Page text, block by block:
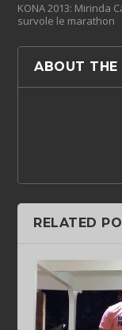
KONA 2013: Mirinda
survole le marathon
ABOUT THE
RELATED